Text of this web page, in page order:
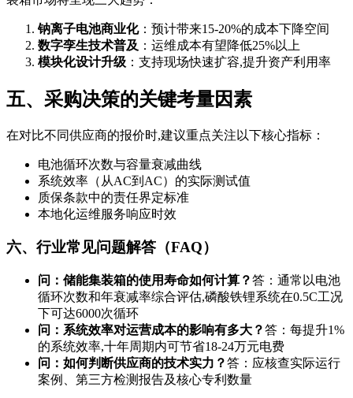
钠离子电池商业化：预计带来15-20%的成本下降空间
数字孪生技术普及 ：运维成本有望降低25%以上
模块化设计升级 ：支持现场快速扩容,提升资产利用率
五、采购决策的关键考量因素
在对比不同供应商的报价时,建议重点关注以下核心指标：
电池循环次数与容量衰减曲线
系统效率（从AC到AC）的实际测试值
质保条款中的责任界定标准
本地化运维服务响应时效
六、行业常见问题解答（FAQ）
问：储能集装箱的使用寿命如何计算？答：通常以电池
循环次数和年衰减率综合评估,磷酸铁锂系统在0.5C工况
下可达6000次循环
问：系统效率对运营成本的影响有多大？答：每提升1%
的系统效率,十年周期内可节省18-24万元电费
问：如何判断供应商的技术实力？答：应核查实际运行
案例、第三方检测报告及核心专利数量